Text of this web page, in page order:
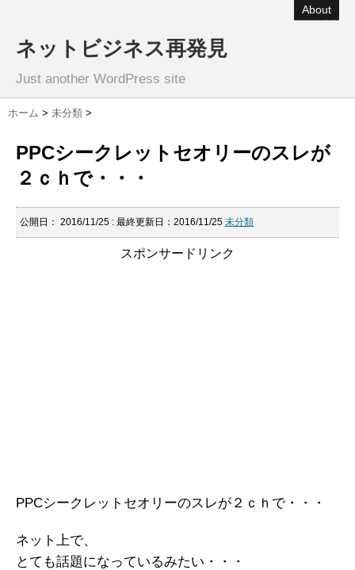
About
ネットビジネス再発見
Just another WordPress site
ホーム > 未分類 >
PPCシークレットセオリーのスレが
２ｃｈで・・・
公開日： 2016/11/25 : 最終更新日：2016/11/25 未分類
スポンサードリンク
PPCシークレットセオリーのスレが２ｃｈで・・・
ネット上で、
とても話題になっているみたい・・・